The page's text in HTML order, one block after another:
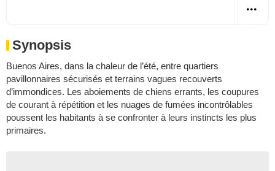
Synopsis
Buenos Aires, dans la chaleur de l’été, entre quartiers
pavillonnaires sécurisés et terrains vagues recouverts
d’immondices. Les aboiements de chiens errants, les coupures
de courant à répétition et les nuages de fumées incontrôlables
poussent les habitants à se confronter à leurs instincts les plus
primaires.